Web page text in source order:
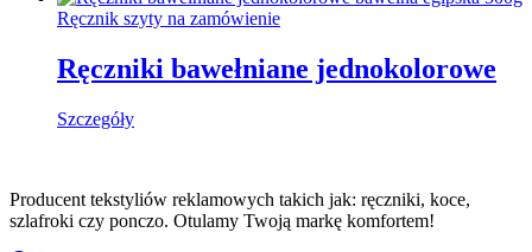
Ręcznik szyty na zamówienie
Ręczniki bawełniane jednokolorowe
Szczegóły
Producent tekstyliów reklamowych takich jak: ręczniki, koce,
szlafroki czy ponczo. Otulamy Twoją markę komfortem!